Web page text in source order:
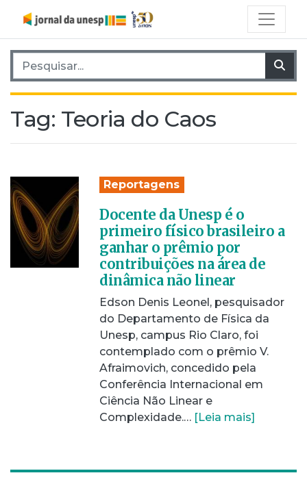
Pesquisar por:
Tag: Teoria do Caos
Reportagens
Docente da Unesp é o
primeiro físico brasileiro a
ganhar o prêmio por
contribuições na área de
dinâmica não linear
Edson Denis Leonel, pesquisador
do Departamento de Física da
Unesp, campus Rio Claro, foi
contemplado com o prêmio V.
Afraimovich, concedido pela
Conferência Internacional em
Ciência Não Linear e
Complexidade.… [Leia mais]